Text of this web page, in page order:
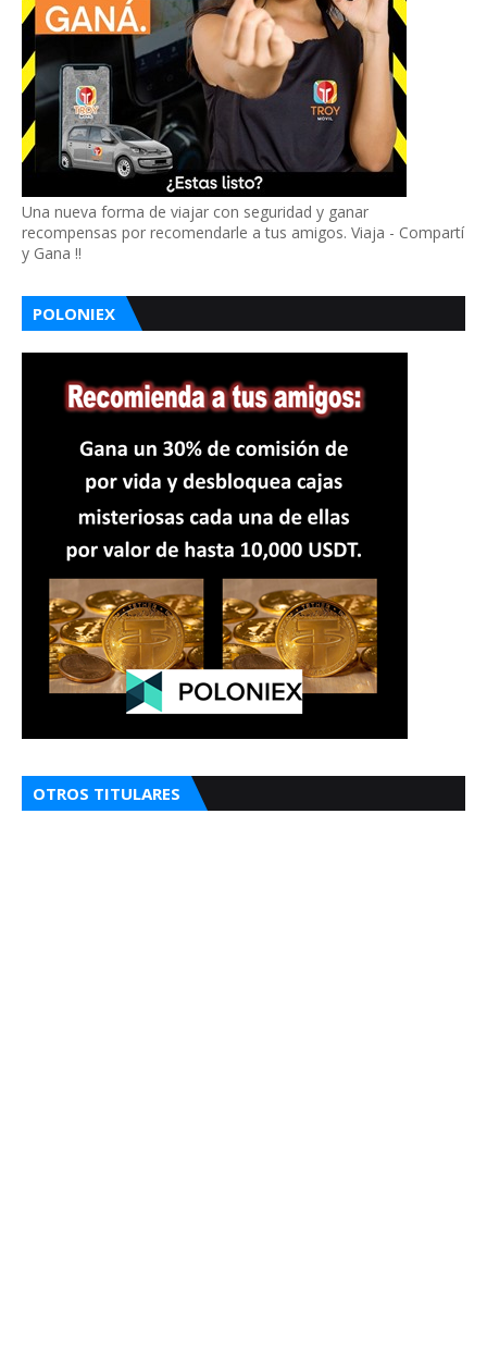
Una nueva forma de viajar con seguridad y ganar
recompensas por recomendarle a tus amigos. Viaja - Compartí
y Gana !!
POLONIEX
OTROS TITULARES